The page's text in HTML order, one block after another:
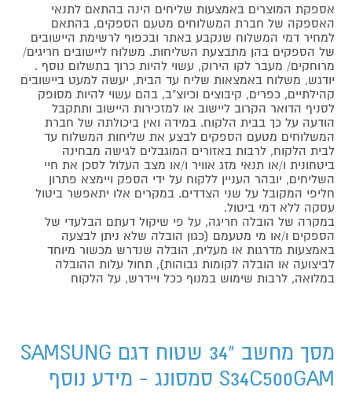
אספקת המוצרים באמצעות שליחים הינה בהתאם לתנאי
האספקה של חברת המשלוחים מטעם הספקים, בהתאם
למחיר דמי המשלוח שנקבע באתר ובכפוף לרשימת היישובים
של הספקים בהן מתבצעת השליחות. משלוח ליישובים חריגים/
מרוחקים/ מעבר לקו הירוק, עשוי להיות כרוך בתשלום נוסף .
יודגש, משלוח באמצאות שליח עד הבית, יעשה למעט ביישובים
קהילתיים, כפרים, קיבוצים וכיוצ"ב, בהם עשוי להיות מסופק
לסניף הדואר הקרוב ליישוב או למזכירות היישוב ותתקבל
הודעה על כך בבית הלקוח. במידה ואין ביכולתה של חברת
המשלוחים מטעם הספקים לבצע את שליחות המשלוח עד
לבית הלקוח, לרבות באזורים המוגבלים לגישה מבחינה
ביטחונית ו/או תנאי מזג אוויר ו/או מצב העלול לסכן את חיי
השליחים, יובהר העניין ללקוח על ידי הספק ויימצא פתרון
חליפי המקובל על שני הצדדים. במקרים אלו יתאפשר ביטול
עסקה ללא דמי ביטול.
במקרה של הובלה חריגה, על פי שיקול דעתם הבלעדי של
הספקים ו/או מי מטעמם (כגון הובלה שלא ניתן לבצעה
באמצעות מדרגות או מעלית, הובלה שנדרש מכשור מיוחד
לביצועה או הובלה לקומות גבוהות), תחול עלות ההובלה
במלואה, לרבות שימוש במנוף ככל ויידרש, על הלקוח
מסך מחשב "34 שטוח דגם SAMSUNG
S34C500GAM סמסונג - מידע נוסף